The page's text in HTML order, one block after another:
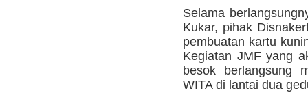
Selama
Kukar, pihak
pembuatan kartu
Kegiatan JMF yang
besok berlangsung
WITA di lantai dua